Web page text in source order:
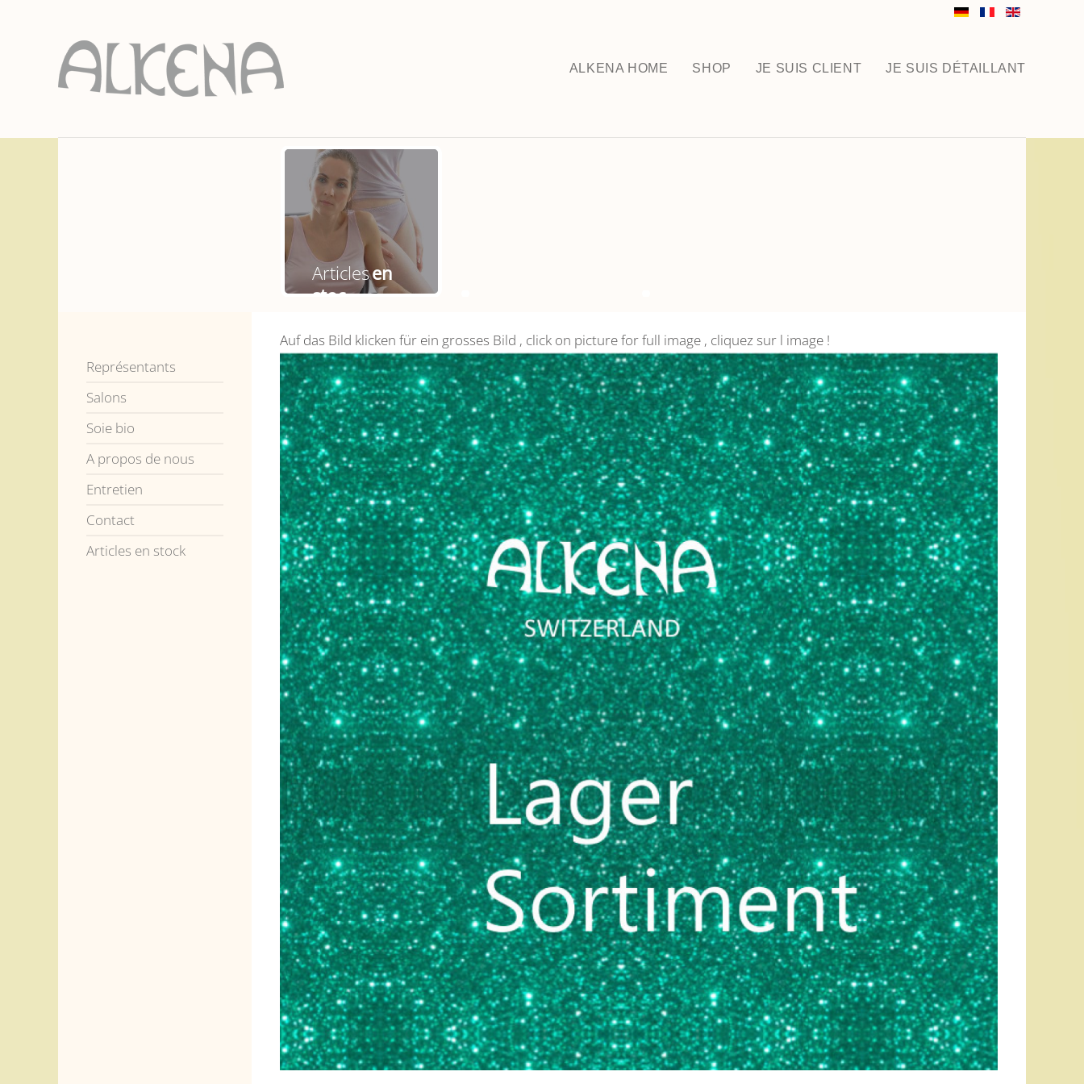
ALKENA HOME SHOP JE SUIS CLIENT JE SUIS DÉTAILLANT
Articlesen
stoc
Représentants
Salons
Soie bio
A propos de nous
Entretien
Contact
Articles en stock
Auf das Bild klicken für ein grosses Bild , click on picture for full image , cliquez sur l image !